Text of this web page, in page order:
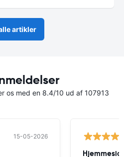
artikler
os med en 8.4/10 ud af 107913
15-05-2026